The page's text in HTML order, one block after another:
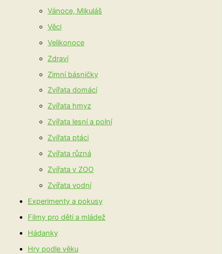
Vánoce, Mikuláš
Věci
Velikonoce
Zdraví
Zimní básničky
Zvířata domácí
Zvířata hmyz
Zvířata lesní a polní
Zvířata ptáci
Zvířata různá
Zvířata v ZOO
Zvířata vodní
Experimenty a pokusy
Filmy pro děti a mládež
Hádanky
Hry podle věku